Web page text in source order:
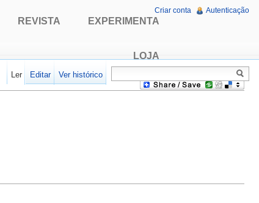
REVISTA EXPERIMENTA
LOJA
Criar conta Autenticação
Ler Editar Ver histórico